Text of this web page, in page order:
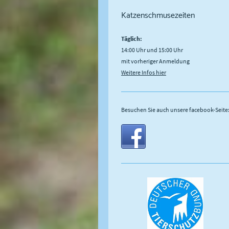
Katzenschmusezeiten
Täglich:
14:00 Uhr und 15:00 Uhr
mit vorheriger Anmeldung
Weitere Infos hier
Besuchen Sie auch unsere facebook-Seite: